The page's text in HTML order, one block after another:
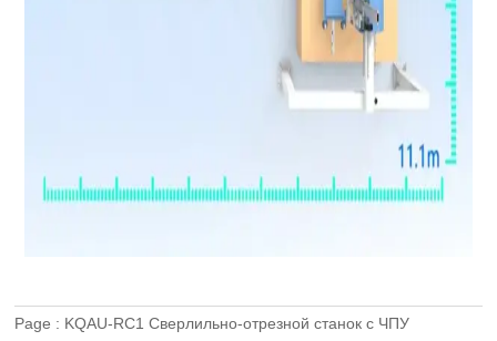
Page : KQAU-RC1 Сверлильно-отрезной станок с ЧПУ